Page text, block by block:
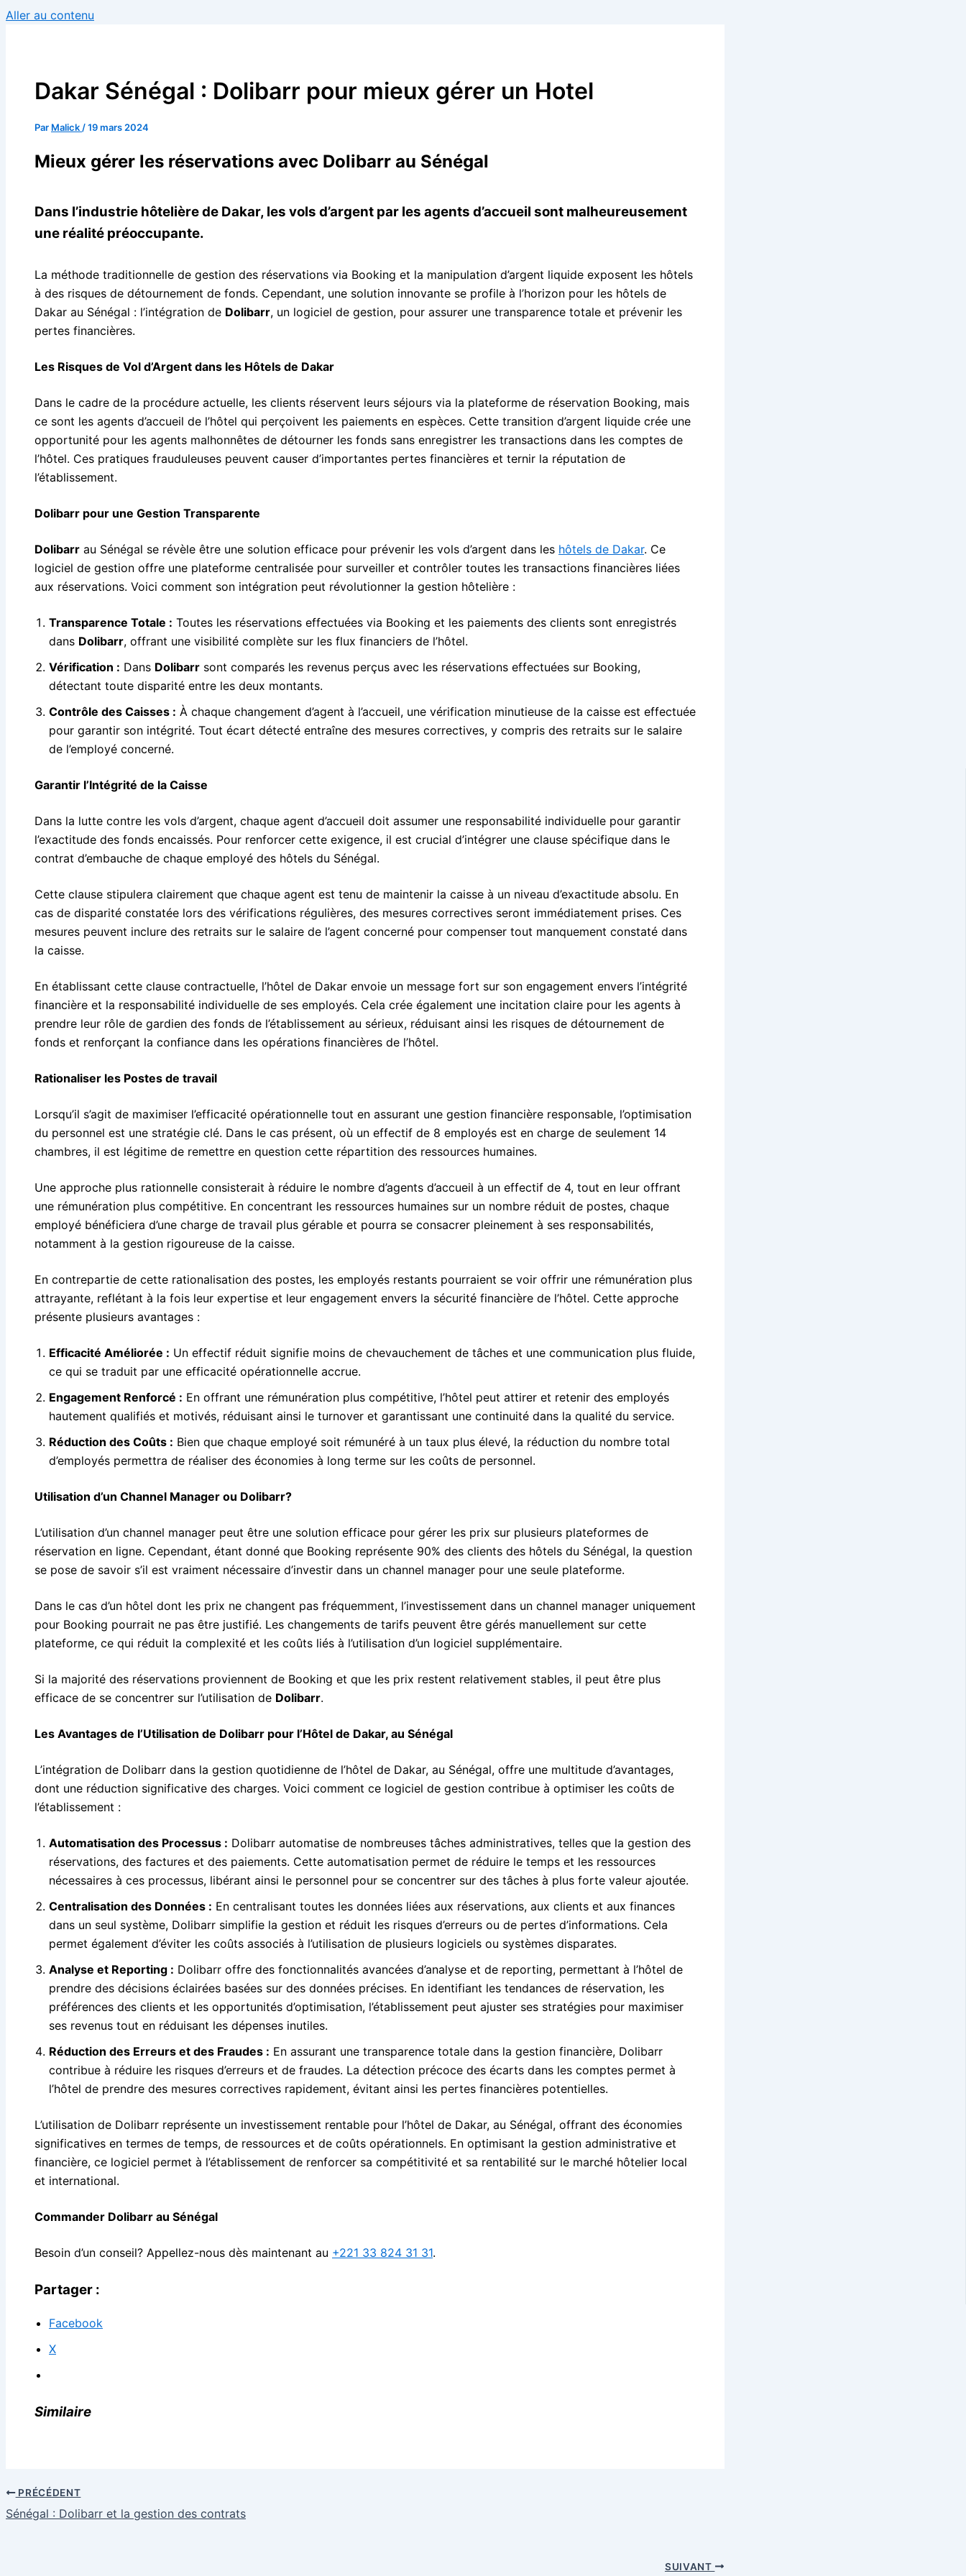
Aller au contenu
Dakar Sénégal : Dolibarr pour mieux gérer un Hotel
Par Malick /19 mars 2024
Mieux gérer les réservations avec Dolibarr au Sénégal
Dans l’industrie hôtelière de Dakar, les vols d’argent par les agents d’accueil sont malheureusement
une réalité préoccupante.
La méthode traditionnelle de gestion des réservations via Booking et la manipulation d’argent liquide exposent les hôtels
à des risques de détournement de fonds. Cependant, une solution innovante se profile à l’horizon pour les hôtels de
Dakar au Sénégal : l’intégration de Dolibarr, un logiciel de gestion, pour assurer une transparence totale et prévenir les
pertes financières.
Les Risques de Vol d’Argent dans les Hôtels de Dakar
Dans le cadre de la procédure actuelle, les clients réservent leurs séjours via la plateforme de réservation Booking, mais
ce sont les agents d’accueil de l’hôtel qui perçoivent les paiements en espèces. Cette transition d’argent liquide crée une
opportunité pour les agents malhonnêtes de détourner les fonds sans enregistrer les transactions dans les comptes de
l’hôtel. Ces pratiques frauduleuses peuvent causer d’importantes pertes financières et ternir la réputation de
l’établissement.
Dolibarr pour une Gestion Transparente
Dolibarr au Sénégal se révèle être une solution efficace pour prévenir les vols d’argent dans les hôtels de Dakar. Ce
logiciel de gestion offre une plateforme centralisée pour surveiller et contrôler toutes les transactions financières liées
aux réservations. Voici comment son intégration peut révolutionner la gestion hôtelière :
Transparence Totale : Toutes les réservations effectuées via Booking et les paiements des clients sont enregistrés
dans Dolibarr, offrant une visibilité complète sur les flux financiers de l’hôtel.
Vérification : Dans Dolibarr sont comparés les revenus perçus avec les réservations effectuées sur Booking,
détectant toute disparité entre les deux montants.
Contrôle des Caisses : À chaque changement d’agent à l’accueil, une vérification minutieuse de la caisse est effectuée
pour garantir son intégrité. Tout écart détecté entraîne des mesures correctives, y compris des retraits sur le salaire
de l’employé concerné.
Garantir l’Intégrité de la Caisse
Dans la lutte contre les vols d’argent, chaque agent d’accueil doit assumer une responsabilité individuelle pour garantir
l’exactitude des fonds encaissés. Pour renforcer cette exigence, il est crucial d’intégrer une clause spécifique dans le
contrat d’embauche de chaque employé des hôtels du Sénégal.
Cette clause stipulera clairement que chaque agent est tenu de maintenir la caisse à un niveau d’exactitude absolu. En
cas de disparité constatée lors des vérifications régulières, des mesures correctives seront immédiatement prises. Ces
mesures peuvent inclure des retraits sur le salaire de l’agent concerné pour compenser tout manquement constaté dans
la caisse.
En établissant cette clause contractuelle, l’hôtel de Dakar envoie un message fort sur son engagement envers l’intégrité
financière et la responsabilité individuelle de ses employés. Cela crée également une incitation claire pour les agents à
prendre leur rôle de gardien des fonds de l’établissement au sérieux, réduisant ainsi les risques de détournement de
fonds et renforçant la confiance dans les opérations financières de l’hôtel.
Rationaliser les Postes de travail
Lorsqu’il s’agit de maximiser l’efficacité opérationnelle tout en assurant une gestion financière responsable, l’optimisation
du personnel est une stratégie clé. Dans le cas présent, où un effectif de 8 employés est en charge de seulement 14
chambres, il est légitime de remettre en question cette répartition des ressources humaines.
Une approche plus rationnelle consisterait à réduire le nombre d’agents d’accueil à un effectif de 4, tout en leur offrant
une rémunération plus compétitive. En concentrant les ressources humaines sur un nombre réduit de postes, chaque
employé bénéficiera d’une charge de travail plus gérable et pourra se consacrer pleinement à ses responsabilités,
notamment à la gestion rigoureuse de la caisse.
En contrepartie de cette rationalisation des postes, les employés restants pourraient se voir offrir une rémunération plus
attrayante, reflétant à la fois leur expertise et leur engagement envers la sécurité financière de l’hôtel. Cette approche
présente plusieurs avantages :
Efficacité Améliorée : Un effectif réduit signifie moins de chevauchement de tâches et une communication plus fluide,
ce qui se traduit par une efficacité opérationnelle accrue.
Engagement Renforcé : En offrant une rémunération plus compétitive, l’hôtel peut attirer et retenir des employés
hautement qualifiés et motivés, réduisant ainsi le turnover et garantissant une continuité dans la qualité du service.
Réduction des Coûts : Bien que chaque employé soit rémunéré à un taux plus élevé, la réduction du nombre total
d’employés permettra de réaliser des économies à long terme sur les coûts de personnel.
Utilisation d’un Channel Manager ou Dolibarr?
L’utilisation d’un channel manager peut être une solution efficace pour gérer les prix sur plusieurs plateformes de
réservation en ligne. Cependant, étant donné que Booking représente 90% des clients des hôtels du Sénégal, la question
se pose de savoir s’il est vraiment nécessaire d’investir dans un channel manager pour une seule plateforme.
Dans le cas d’un hôtel dont les prix ne changent pas fréquemment, l’investissement dans un channel manager uniquement
pour Booking pourrait ne pas être justifié. Les changements de tarifs peuvent être gérés manuellement sur cette
plateforme, ce qui réduit la complexité et les coûts liés à l’utilisation d’un logiciel supplémentaire.
Si la majorité des réservations proviennent de Booking et que les prix restent relativement stables, il peut être plus
efficace de se concentrer sur l’utilisation de Dolibarr.
Les Avantages de l’Utilisation de Dolibarr pour l’Hôtel de Dakar, au Sénégal
L’intégration de Dolibarr dans la gestion quotidienne de l’hôtel de Dakar, au Sénégal, offre une multitude d’avantages,
dont une réduction significative des charges. Voici comment ce logiciel de gestion contribue à optimiser les coûts de
l’établissement :
Automatisation des Processus : Dolibarr automatise de nombreuses tâches administratives, telles que la gestion des
réservations, des factures et des paiements. Cette automatisation permet de réduire le temps et les ressources
nécessaires à ces processus, libérant ainsi le personnel pour se concentrer sur des tâches à plus forte valeur ajoutée.
Centralisation des Données : En centralisant toutes les données liées aux réservations, aux clients et aux finances
dans un seul système, Dolibarr simplifie la gestion et réduit les risques d’erreurs ou de pertes d’informations. Cela
permet également d’éviter les coûts associés à l’utilisation de plusieurs logiciels ou systèmes disparates.
Analyse et Reporting : Dolibarr offre des fonctionnalités avancées d’analyse et de reporting, permettant à l’hôtel de
prendre des décisions éclairées basées sur des données précises. En identifiant les tendances de réservation, les
préférences des clients et les opportunités d’optimisation, l’établissement peut ajuster ses stratégies pour maximiser
ses revenus tout en réduisant les dépenses inutiles.
Réduction des Erreurs et des Fraudes : En assurant une transparence totale dans la gestion financière, Dolibarr
contribue à réduire les risques d’erreurs et de fraudes. La détection précoce des écarts dans les comptes permet à
l’hôtel de prendre des mesures correctives rapidement, évitant ainsi les pertes financières potentielles.
L’utilisation de Dolibarr représente un investissement rentable pour l’hôtel de Dakar, au Sénégal, offrant des économies
significatives en termes de temps, de ressources et de coûts opérationnels. En optimisant la gestion administrative et
financière, ce logiciel permet à l’établissement de renforcer sa compétitivité et sa rentabilité sur le marché hôtelier local
et international.
Commander Dolibarr au Sénégal
Besoin d’un conseil? Appellez-nous dès maintenant au +221 33 824 31 31.
Partager :
Facebook
X
Similaire
PRÉCÉDENT
Sénégal : Dolibarr et la gestion des contrats
SUIVANT